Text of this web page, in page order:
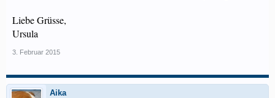
Liebe Grüsse,
Ursula
3. Februar 2015
Aika